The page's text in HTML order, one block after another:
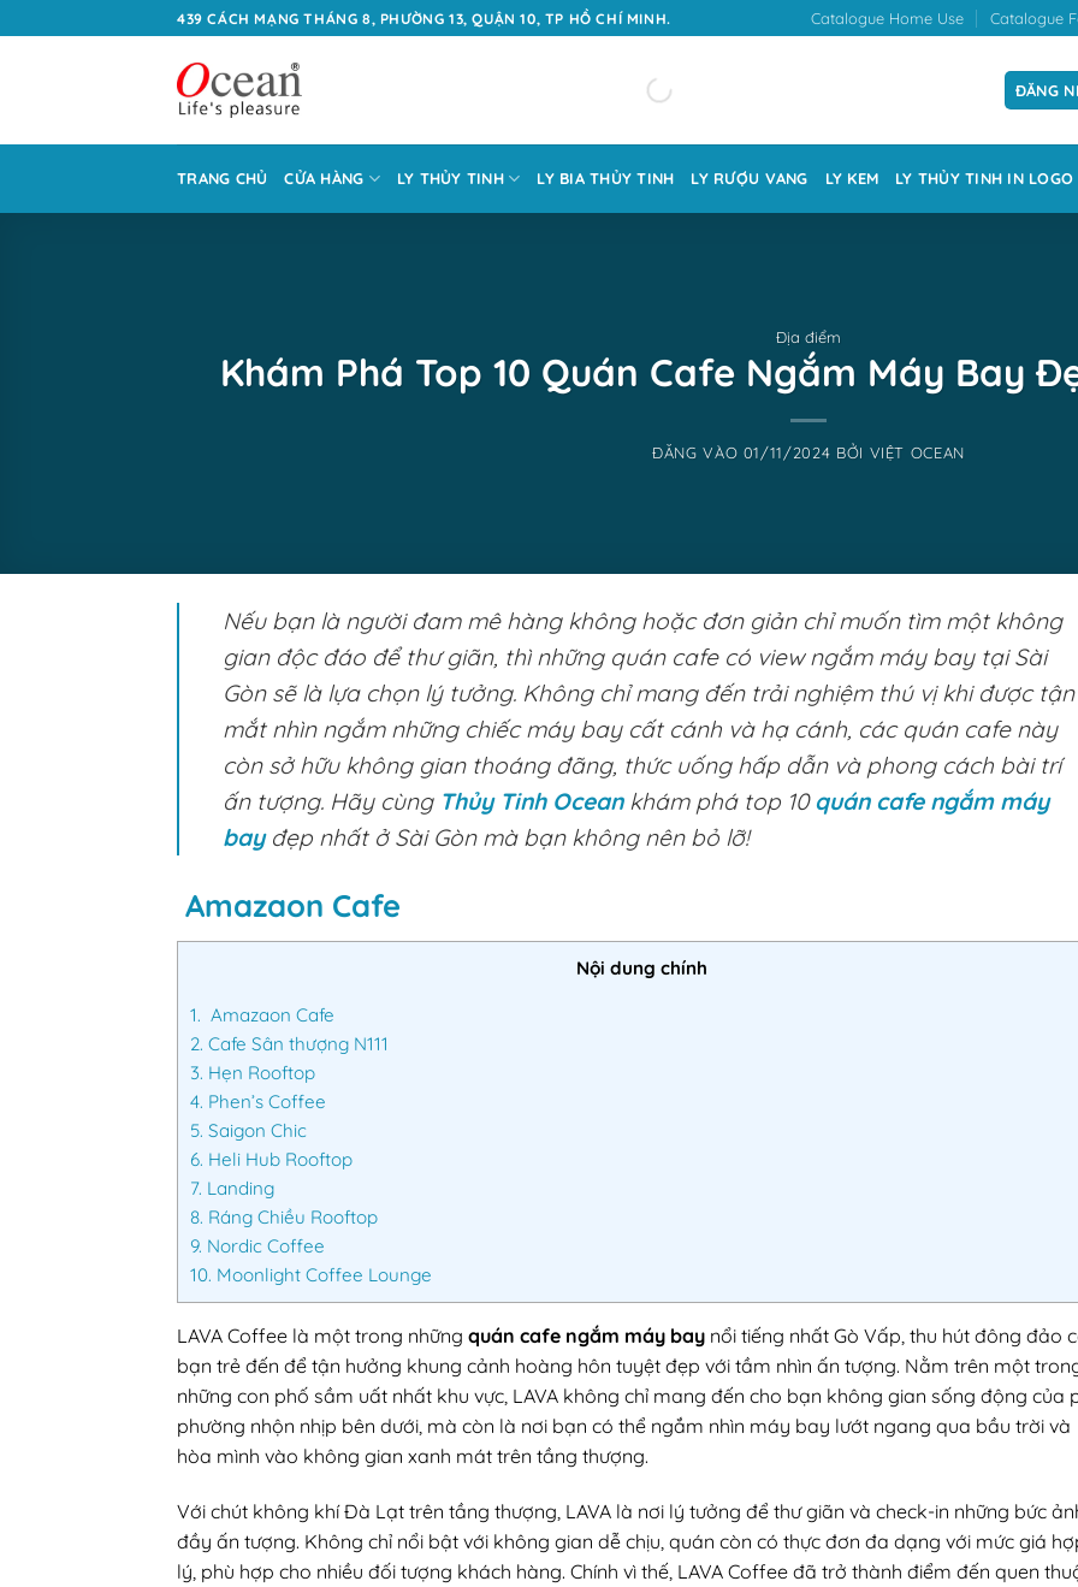
qua
439 CÁCH MẠNG THÁNG 8, PHƯỜNG 13, QUẬN 10, TP HỒ CHÍ MINH. Catalogue Home Use Catalogue
ĐĂNG
TRANG CHỦ CỬA HÀNG LY THỦY TINH LY BIA THỦY TINH LY RƯỢU VANG LY KEM LY THỦY TINH IN LOGO
Địa điểm
Khám Phá Top 10 Quán Cafe Ngắm Máy Bay
ĐĂNG VÀO 01/11/2024 BỞI VIỆT OCEAN
Nếu bạn là người đam mê hàng không hoặc đơn giản chỉ muốn tìm một không
gian độc đáo để thư giãn, thì những quán cafe có view ngắm máy bay tại Sài
Gòn sẽ là lựa chọn lý tưởng. Không chỉ mang đến trải nghiệm thú vị khi được tận
mắt nhìn ngắm những chiếc máy bay cất cánh và hạ cánh, các quán cafe này
còn sở hữu không gian thoáng đãng, thức uống hấp dẫn và phong cách bài trí
ấn tượng. Hãy cùng Thủy Tinh Oceankhám phá top 10quán cafe ngắm máy
bay đẹp nhất ở Sài Gòn mà bạn không nên bỏ lỡ!
Amazaon Cafe
Nội dung chính
1. Amazaon Cafe
2. Cafe Sân thượng N111
3. Hẹn Rooftop
4. Phen’s Coffee
5. Saigon Chic
6. Heli Hub Rooftop
7. Landing
8. Ráng Chiều Rooftop
9. Nordic Coffee
10. Moonlight Coffee Lounge
LAVA Coffee là một trong những quán cafe ngắm máy bay nổi tiếng nhất Gò Vấp, thu hút đông đảo
bạn trẻ đến để tận hưởng khung cảnh hoàng hôn tuyệt đẹp với tầm nhìn ấn tượng. Nằm trên một
những con phố sầm uất nhất khu vực, LAVA không chỉ mang đến cho bạn không gian sống động của
phường nhộn nhịp bên dưới, mà còn là nơi bạn có thể ngắm nhìn máy bay lướt ngang qua bầu trời và
hòa mình vào không gian xanh mát trên tầng thượng.
Với chút không khí Đà Lạt trên tầng thượng, LAVA là nơi lý tưởng để thư giãn và check-in những bức
đầy ấn tượng. Không chỉ nổi bật với không gian dễ chịu, quán còn có thực đơn đa dạng với mức giá
lý, phù hợp cho nhiều đối tượng khách hàng. Chính vì thế, LAVA Coffee đã trở thành điểm đến quen